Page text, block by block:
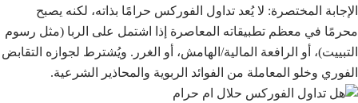
الإجابة المختصرة: لا يُعد تداول الفوركس حرامًا بذاته، لكنه يصبح
محرمًا في معظم تطبيقاته المعاصرة إذا اشتمل على الربا (مثل رسوم
التبييت)، أو الرافعة المالية/الهامش، أو الغرر. ويُشترط لجوازه التقابض
الفوري وخلو المعاملة من الفوائد الربوية والمحاذير الشرعية.